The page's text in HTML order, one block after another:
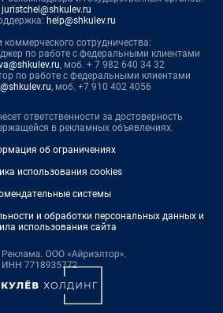
juristchel@shkulev.ru
help@shkulev.ru
сотрудничества:
по работе с федеральными клиентами
, моб. + 7 982 640 34 32
по работе с федеральными клиентами
, моб. +7 910 402 4056
ответственности за достоверность
в рекламных объявлениях.
об ограничениях
использования cookies
системы
и обработки персональных данных и
использования сайта